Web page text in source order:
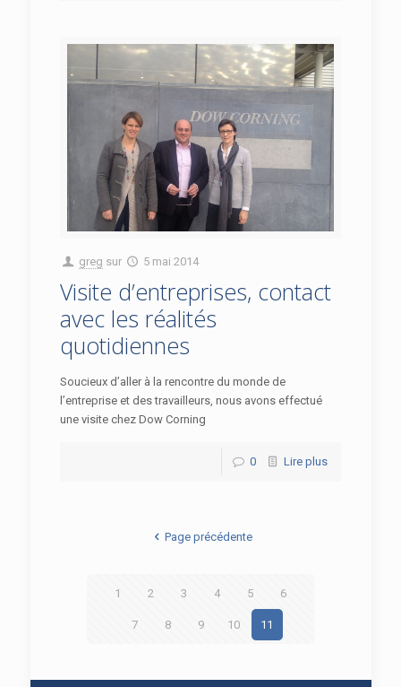
greg sur 5 mai 2014
Visite d’entreprises, contact
avec les réalités
quotidiennes
Soucieux d’aller à la rencontre du monde de
l’entreprise et des travailleurs, nous avons effectué
une visite chez Dow Corning
0 Lire plus
Page précédente
1 2 3 4 5 6
7 8 9 10 11